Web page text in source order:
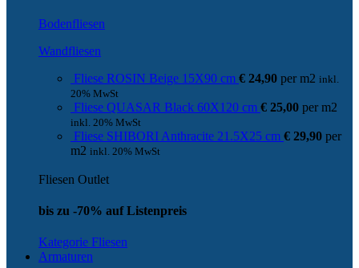
Bodenfliesen
Wandfliesen
Fliese ROSIN Beige 15X90 cm € 24,90 per m2 inkl.
20% MwSt
Fliese QUASAR Black 60X120 cm € 25,00 per m2
inkl. 20% MwSt
Fliese SHIBORI Anthracite 21.5X25 cm € 29,90 per
m2 inkl. 20% MwSt
Fliesen Outlet
bis zu -70% auf Listenpreis
Kategorie Fliesen
Armaturen